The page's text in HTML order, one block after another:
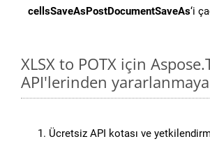
cellsSaveAsPostDocumentSaveAs‘i
XLSX to POTX için
API'lerinden yararlanmaya
Ücretsiz API kotası ve